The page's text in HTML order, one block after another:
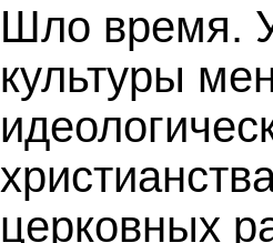
Шло время.
культуры
церковных